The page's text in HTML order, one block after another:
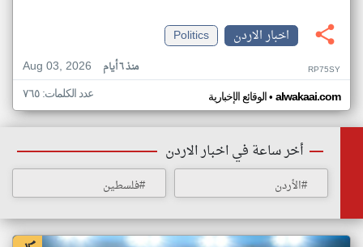
اخبار الاردن
Politics
Aug 03, 2026
منذ ٦ أيام RP75SY
الوقائع الإخبارية• alwakaai.com عدد الكلمات: ٧٦٥
أخر ساعة في اخبار الاردن
#الأردن #فلسطين